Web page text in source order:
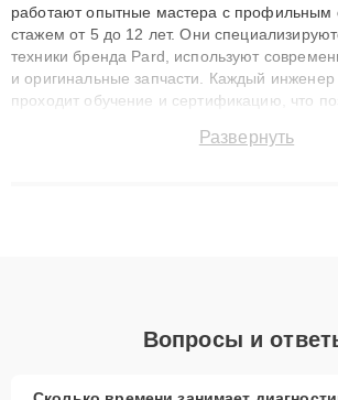
работают опытные мастера с профильным
стажем от 5 до 12 лет. Они
техники бренда Pard, используют
и оригинальные запчасти. Каждый инженер
проходит обучение и сертификацию, что
сохранением гарантии до 3 лет. Наши
Развернуть
Вопросы и